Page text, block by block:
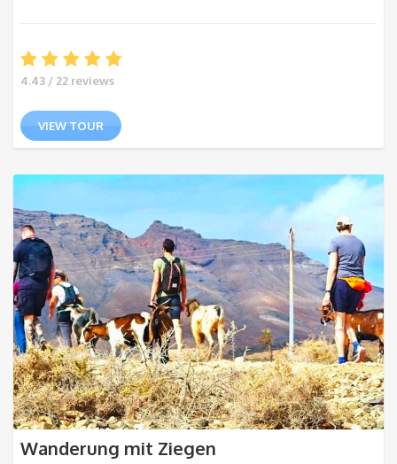
4.43 / 22 reviews
VIEW TOUR
Wanderung mit Ziegen